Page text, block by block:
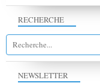
NEWSLETTER
RECHERCHE